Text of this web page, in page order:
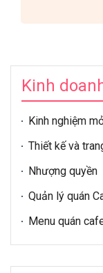
Kinh
Kinh nghiệm
Thiết kế và
Nhượng quyền
Quản lý quán
Menu quán